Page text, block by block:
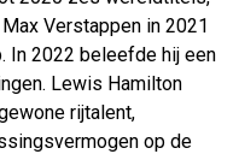
Verstappen in 2021
In 2022 beleefde hij een
Lewis Hamilton
rijtalent,
op de